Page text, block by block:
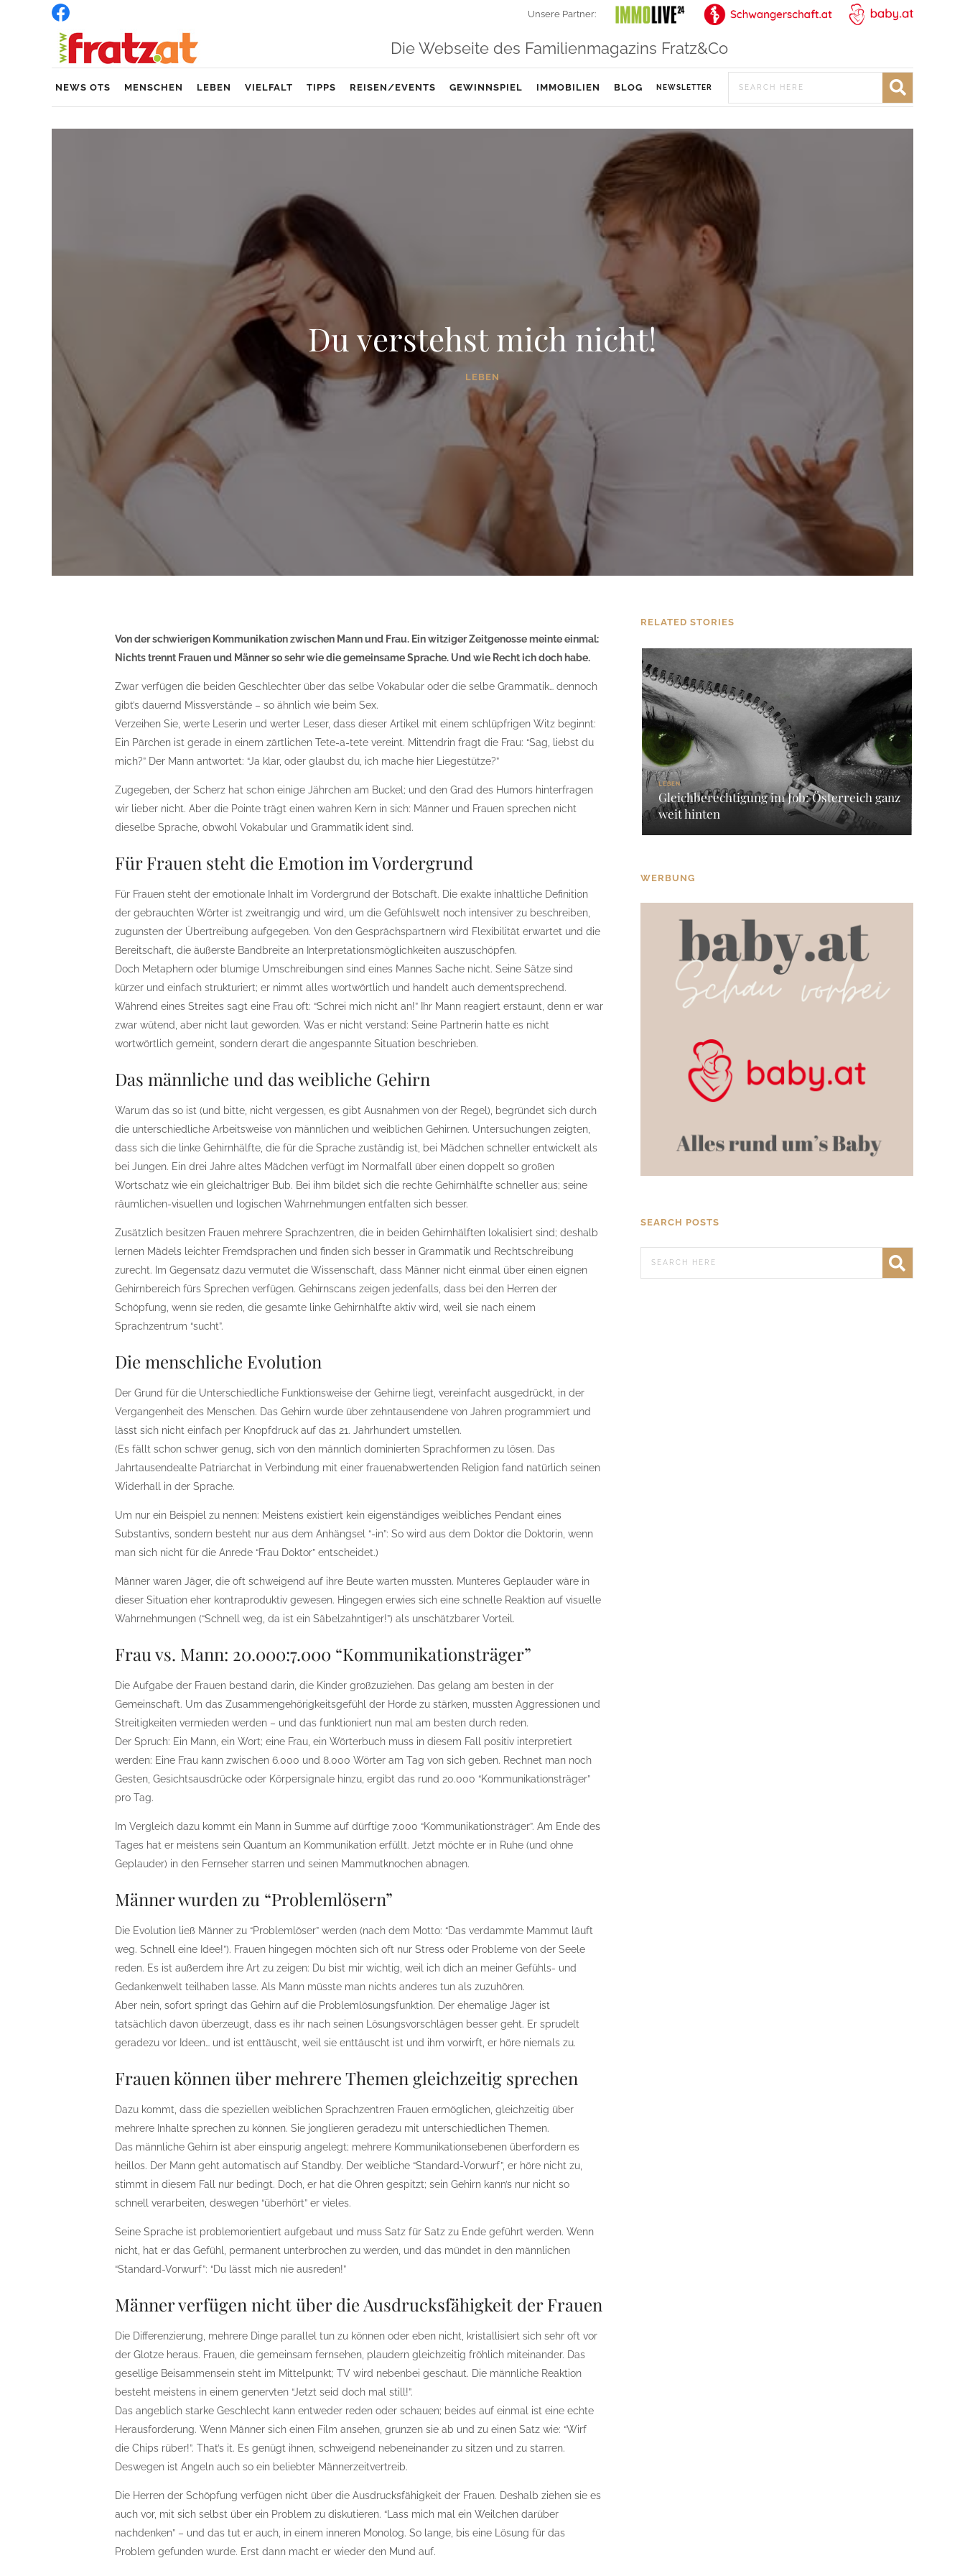
Unsere Partner:
Die Webseite des Familienmagazins Fratz&Co
NEWS OTS MENSCHEN LEBEN VIELFALT TIPPS REISEN/EVENTS GEWINNSPIEL IMMOBILIEN BLOG NEWSLETTER
Du verstehst mich nicht!
LEBEN
Von der schwierigen Kommunikation zwischen Mann und Frau. Ein witziger Zeitgenosse meinte einmal:
Nichts trennt Frauen und Männer so sehr wie die gemeinsame Sprache. Und wie Recht ich doch habe.
Zwar verfügen die beiden Geschlechter über das selbe Vokabular oder die selbe Grammatik… dennoch
gibt’s dauernd Missverstände – so ähnlich wie beim Sex.
Verzeihen Sie, werte Leserin und werter Leser, dass dieser Artikel mit einem schlüpfrigen Witz beginnt:
Ein Pärchen ist gerade in einem zärtlichen Tete-a-tete vereint. Mittendrin fragt die Frau: “Sag, liebst du
mich?” Der Mann antwortet: “Ja klar, oder glaubst du, ich mache hier Liegestütze?”
Zugegeben, der Scherz hat schon einige Jährchen am Buckel; und den Grad des Humors hinterfragen
wir lieber nicht. Aber die Pointe trägt einen wahren Kern in sich: Männer und Frauen sprechen nicht
dieselbe Sprache, obwohl Vokabular und Grammatik ident sind.
Für Frauen steht die Emotion im Vordergrund
Für Frauen steht der emotionale Inhalt im Vordergrund der Botschaft. Die exakte inhaltliche Definition
der gebrauchten Wörter ist zweitrangig und wird, um die Gefühlswelt noch intensiver zu beschreiben,
zugunsten der Übertreibung aufgegeben. Von den Gesprächspartnern wird Flexibilität erwartet und die
Bereitschaft, die äußerste Bandbreite an Interpretationsmöglichkeiten auszuschöpfen.
Doch Metaphern oder blumige Umschreibungen sind eines Mannes Sache nicht. Seine Sätze sind
kürzer und einfach strukturiert; er nimmt alles wortwörtlich und handelt auch dementsprechend.
Während eines Streites sagt eine Frau oft: “Schrei mich nicht an!” Ihr Mann reagiert erstaunt, denn er war
zwar wütend, aber nicht laut geworden. Was er nicht verstand: Seine Partnerin hatte es nicht
wortwörtlich gemeint, sondern derart die angespannte Situation beschrieben.
Das männliche und das weibliche Gehirn
Warum das so ist (und bitte, nicht vergessen, es gibt Ausnahmen von der Regel), begründet sich durch
die unterschiedliche Arbeitsweise von männlichen und weiblichen Gehirnen. Untersuchungen zeigten,
dass sich die linke Gehirnhälfte, die für die Sprache zuständig ist, bei Mädchen schneller entwickelt als
bei Jungen. Ein drei Jahre altes Mädchen verfügt im Normalfall über einen doppelt so großen
Wortschatz wie ein gleichaltriger Bub. Bei ihm bildet sich die rechte Gehirnhälfte schneller aus; seine
räumlichen-visuellen und logischen Wahrnehmungen entfalten sich besser.
Zusätzlich besitzen Frauen mehrere Sprachzentren, die in beiden Gehirnhälften lokalisiert sind; deshalb
lernen Mädels leichter Fremdsprachen und finden sich besser in Grammatik und Rechtschreibung
zurecht. Im Gegensatz dazu vermutet die Wissenschaft, dass Männer nicht einmal über einen eignen
Gehirnbereich fürs Sprechen verfügen. Gehirnscans zeigen jedenfalls, dass bei den Herren der
Schöpfung, wenn sie reden, die gesamte linke Gehirnhälfte aktiv wird, weil sie nach einem
Sprachzentrum “sucht”.
Die menschliche Evolution
Der Grund für die Unterschiedliche Funktionsweise der Gehirne liegt, vereinfacht ausgedrückt, in der
Vergangenheit des Menschen. Das Gehirn wurde über zehntausendene von Jahren programmiert und
lässt sich nicht einfach per Knopfdruck auf das 21. Jahrhundert umstellen.
(Es fällt schon schwer genug, sich von den männlich dominierten Sprachformen zu lösen. Das
Jahrtausendealte Patriarchat in Verbindung mit einer frauenabwertenden Religion fand natürlich seinen
Widerhall in der Sprache.
Um nur ein Beispiel zu nennen: Meistens existiert kein eigenständiges weibliches Pendant eines
Substantivs, sondern besteht nur aus dem Anhängsel “-in”: So wird aus dem Doktor die Doktorin, wenn
man sich nicht für die Anrede “Frau Doktor” entscheidet.)
Männer waren Jäger, die oft schweigend auf ihre Beute warten mussten. Munteres Geplauder wäre in
dieser Situation eher kontraproduktiv gewesen. Hingegen erwies sich eine schnelle Reaktion auf visuelle
Wahrnehmungen (“Schnell weg, da ist ein Säbelzahntiger!”) als unschätzbarer Vorteil.
Frau vs. Mann: 20.000:7.000 “Kommunikationsträger”
Die Aufgabe der Frauen bestand darin, die Kinder großzuziehen. Das gelang am besten in der
Gemeinschaft. Um das Zusammengehörigkeitsgefühl der Horde zu stärken, mussten Aggressionen und
Streitigkeiten vermieden werden – und das funktioniert nun mal am besten durch reden.
Der Spruch: Ein Mann, ein Wort; eine Frau, ein Wörterbuch muss in diesem Fall positiv interpretiert
werden: Eine Frau kann zwischen 6.000 und 8.000 Wörter am Tag von sich geben. Rechnet man noch
Gesten, Gesichtsausdrücke oder Körpersignale hinzu, ergibt das rund 20.000 “Kommunikationsträger”
pro Tag.
Im Vergleich dazu kommt ein Mann in Summe auf dürftige 7.000 “Kommunikationsträger”. Am Ende des
Tages hat er meistens sein Quantum an Kommunikation erfüllt. Jetzt möchte er in Ruhe (und ohne
Geplauder) in den Fernseher starren und seinen Mammutknochen abnagen.
Männer wurden zu “Problemlösern”
Die Evolution ließ Männer zu “Problemlöser” werden (nach dem Motto: “Das verdammte Mammut läuft
weg. Schnell eine Idee!”). Frauen hingegen möchten sich oft nur Stress oder Probleme von der Seele
reden. Es ist außerdem ihre Art zu zeigen: Du bist mir wichtig, weil ich dich an meiner Gefühls- und
Gedankenwelt teilhaben lasse. Als Mann müsste man nichts anderes tun als zuzuhören.
Aber nein, sofort springt das Gehirn auf die Problemlösungsfunktion. Der ehemalige Jäger ist
tatsächlich davon überzeugt, dass es ihr nach seinen Lösungsvorschlägen besser geht. Er sprudelt
geradezu vor Ideen… und ist enttäuscht, weil sie enttäuscht ist und ihm vorwirft, er höre niemals zu.
Frauen können über mehrere Themen gleichzeitig sprechen
Dazu kommt, dass die speziellen weiblichen Sprachzentren Frauen ermöglichen, gleichzeitig über
mehrere Inhalte sprechen zu können. Sie jonglieren geradezu mit unterschiedlichen Themen.
Das männliche Gehirn ist aber einspurig angelegt; mehrere Kommunikationsebenen überfordern es
heillos. Der Mann geht automatisch auf Standby. Der weibliche “Standard-Vorwurf”, er höre nicht zu,
stimmt in diesem Fall nur bedingt. Doch, er hat die Ohren gespitzt; sein Gehirn kann’s nur nicht so
schnell verarbeiten, deswegen “überhört” er vieles.
Seine Sprache ist problemorientiert aufgebaut und muss Satz für Satz zu Ende geführt werden. Wenn
nicht, hat er das Gefühl, permanent unterbrochen zu werden, und das mündet in den männlichen
“Standard-Vorwurf”: “Du lässt mich nie ausreden!”
Männer verfügen nicht über die Ausdrucksfähigkeit der Frauen
Die Differenzierung, mehrere Dinge parallel tun zu können oder eben nicht, kristallisiert sich sehr oft vor
der Glotze heraus. Frauen, die gemeinsam fernsehen, plaudern gleichzeitig fröhlich miteinander. Das
gesellige Beisammensein steht im Mittelpunkt; TV wird nebenbei geschaut. Die männliche Reaktion
besteht meistens in einem genervten “Jetzt seid doch mal still!”.
Das angeblich starke Geschlecht kann entweder reden oder schauen; beides auf einmal ist eine echte
Herausforderung. Wenn Männer sich einen Film ansehen, grunzen sie ab und zu einen Satz wie: “Wirf
die Chips rüber!”. That’s it. Es genügt ihnen, schweigend nebeneinander zu sitzen und zu starren.
Deswegen ist Angeln auch so ein beliebter Männerzeitvertreib.
Die Herren der Schöpfung verfügen nicht über die Ausdrucksfähigkeit der Frauen. Deshalb ziehen sie es
auch vor, mit sich selbst über ein Problem zu diskutieren. “Lass mich mal ein Weilchen darüber
nachdenken” – und das tut er auch, in einem inneren Monolog. So lange, bis eine Lösung für das
Problem gefunden wurde. Erst dann macht er wieder den Mund auf.
RELATED STORIES
LEBEN
Gleichberechtigung im Job: Österreich ganz
weit hinten
WERBUNG
SEARCH POSTS